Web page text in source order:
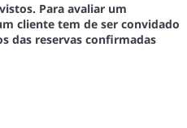
Para avaliar um
cliente tem de ser convidado
das reservas confirmadas